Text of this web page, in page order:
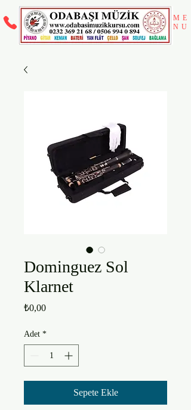
ME
NU
Dominguez Sol
Klarnet
₺0,00Fiyat
Adet *
Sepete Ekle